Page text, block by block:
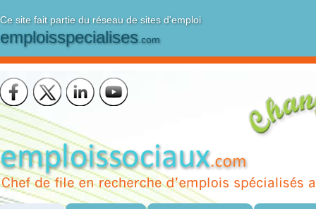
Ce site fait partie du réseau de sites d'emploi
emploisspecialises.com